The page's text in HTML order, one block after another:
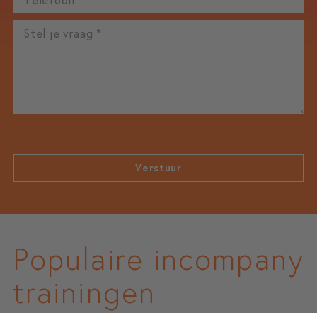
Verstuur
Populaire incompany
trainingen